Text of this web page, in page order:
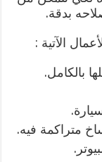
بدقة.
الآتية :
بالكامل.
متراكمة فيه.